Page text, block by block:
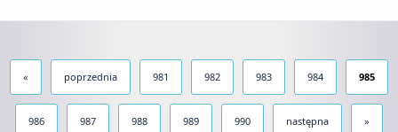
« poprzednia 981 982 983 984 985
986 987 988 989 990 następna »